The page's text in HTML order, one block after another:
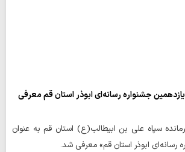
جشنواره رسانه‌ای ابوذر استان قم معرفی
سپاه علی بن ابیطالب(ع) استان قم به عنوان
رسانه‌ای ابوذر استان قم» معرفی شد.